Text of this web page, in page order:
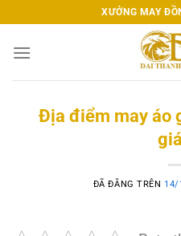
đến
nội
XƯỞNG MAY
Địa điểm may áo
ĐÃ ĐĂNG TRÊN 14/